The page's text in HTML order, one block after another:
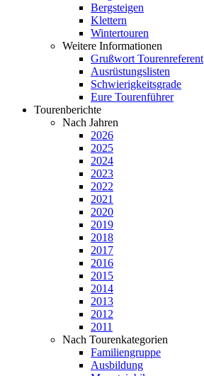
Bergsteigen
Klettern
Wintertouren
Weitere Informationen
Grußwort Tourenreferent
Ausrüstungslisten
Schwierigkeitsgrade
Eure Tourenführer
Tourenberichte
Nach Jahren
2026
2025
2024
2023
2022
2021
2020
2019
2018
2017
2016
2015
2014
2013
2012
2011
Nach Tourenkategorien
Familiengruppe
Ausbildung